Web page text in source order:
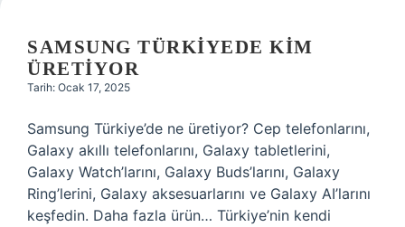
SAMSUNG TÜRKIYEDE KIM
ÜRETIYOR
Tarih: Ocak 17, 2025
Samsung Türkiye’de ne üretiyor? Cep telefonlarını,
Galaxy akıllı telefonlarını, Galaxy tabletlerini,
Galaxy Watch’larını, Galaxy Buds’larını, Galaxy
Ring’lerini, Galaxy aksesuarlarını ve Galaxy AI’larını
keşfedin. Daha fazla ürün… Türkiye’nin kendi